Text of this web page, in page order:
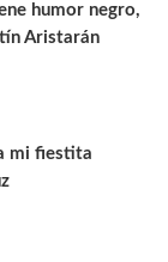
humor negro,
Aristarán
mi fiestita